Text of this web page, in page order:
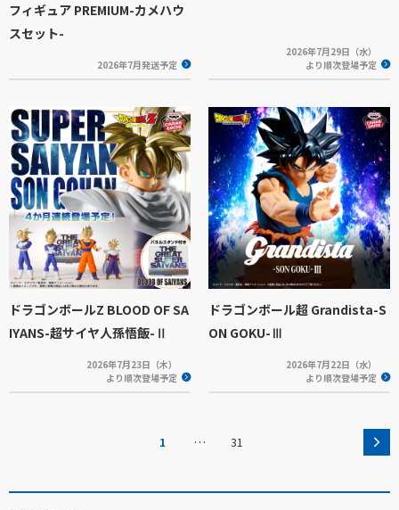
フィギュア PREMIUM-カメハウ
スセット-
2026年7月発送予定
2026年7月29日（水）
より順次登場予定
ドラゴンボールZ BLOOD OF SA
IYANS-超サイヤ人孫悟飯-Ⅱ
2026年7月23日（木）
より順次登場予定
ドラゴンボール超 Grandista-S
ON GOKU-Ⅲ
2026年7月22日（水）
より順次登場予定
1 … 31